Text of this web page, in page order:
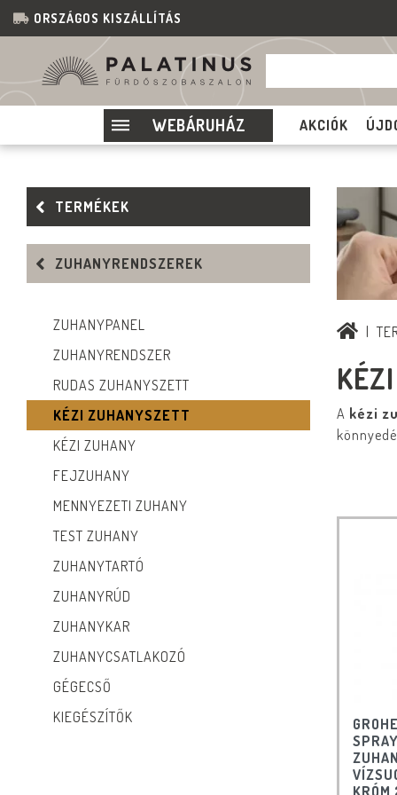
ORSZÁGOS KISZÁLLÍTÁS
WEBÁRUHÁZ AKCIÓK
TERMÉKEK
ZUHANYRENDSZEREK
ZUHANYPANEL
ZUHANYRENDSZER
RUDAS ZUHANYSZETT
KÉZI ZUHANYSZETT
KÉZI ZUHANY
FEJZUHANY
MENNYEZETI ZUHANY
TEST ZUHANY
ZUHANYTARTÓ
ZUHANYRÚD
ZUHANYKAR
ZUHANYCSATLAKOZÓ
GÉGECSŐ
KIEGÉSZÍTŐK
A kézi